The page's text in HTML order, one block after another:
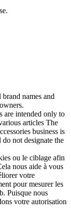
names and
are intended only to
articles The
business is
not designate the
ou le ciblage afin
nous aide à vous
votre
pour mesurer les
Puisque nous
votre autorisation